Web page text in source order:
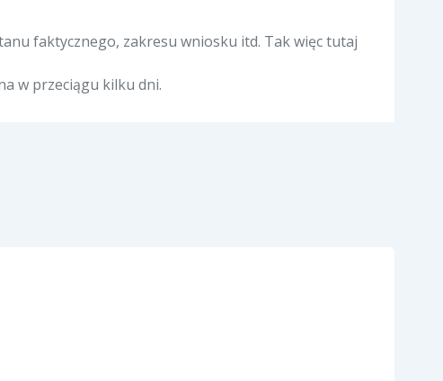
faktycznego, zakresu wniosku itd. Tak więc tutaj
w przeciągu kilku dni.